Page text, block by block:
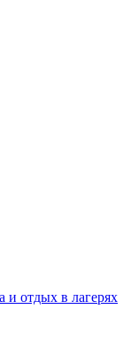
отдых в лагерях